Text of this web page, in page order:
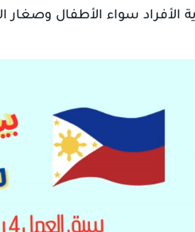
الأفراد سواء الأطفال وصغار